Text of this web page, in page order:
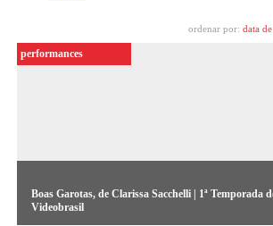
ordenar por: data
Boas Garotas, de Clarissa Sacchelli | 1ª Temporada
Videobrasil
performances